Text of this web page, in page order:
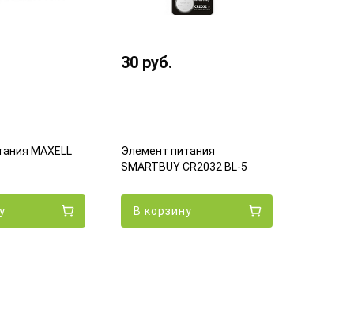
MAXELL
30 руб.
Элемент питания
SMARTBUY CR2032 BL-5
В корзину